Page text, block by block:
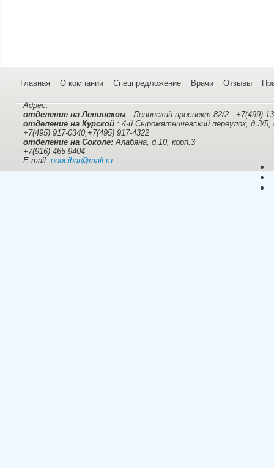
Главная О компании Спецпредложение Врачи Отзывы
Адрес:
отделение на Ленинском: Ленинский проспект 82/2 +7(499)
отделение на Курской : 4-й Сыромятничевский переулок, д.3/
+7(495) 917-0340,+7(495) 917-4322
отделение на Соколе: Алабяна, д.10, корп.3
+7(916) 465-9404
E-mail: ooocibar@mail.ru